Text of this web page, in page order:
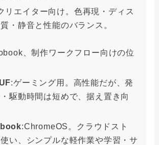
リエイター向け。色再現・ディス
・静音と性能のバランス。
、制作ワークフロー向けの位
:ゲーミング用。高性能だが、発
駆動時間は短めで、据え置き向
:ChromeOS。クラウドスト
い、シンプルな軽作業や学習・サ